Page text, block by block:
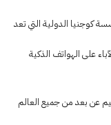
كوجنيا الدولية التي تعد
على الهواتف الذكية
عن بعد من جميع العالم